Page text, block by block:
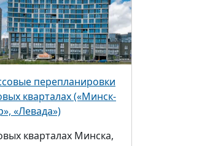
перепланировки
кварталах («Минск-
«Левада»)
кварталах Минска,